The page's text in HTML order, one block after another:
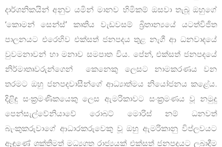
දාර්ශනිකයින් අනුව යමින් මානව හිමිකම් ඔසවා තැබූ ඔහුගේ
‘කොමන් සෙන්ස්’ කෘතිය වැඩවසම් බ්‍රිතාන්‍යයේ යටත්විජිත
පාලනයට එරෙහිව එක්සත් ජනපදය තුළ නැගී ආ ධනවාදයේ
වුවමනාවන් හා මනාව සමපාත විය. පේන්, එක්සත් ජනපදයේ
නිර්මාතෘවරුන්ගෙන් කෙනෙකු ලෙසට නාමකරණය වන
තරමට ඔහු ජනපදවාසීන්ගේ ආධ්‍යාත්මය නියෝජනය කළේය.
දිළිඳු සංක්‍රමණිකයෙකු ලෙස ඇමරිකාවට සංක්‍රමණය වූ නමුදු
පෙන්සැල්වේනියාවේ රොබට් මොරිස් නම් ධනවත්
බැංකුකරුවාගේ ආධාරකරුවෙකු වූ ඔහු ඇමරිකානු විප්ලවයට
ඈඳුණේ ශක්තිමත් මධ්‍යගත රාජ්‍යයක් එක්සත් ජනපදයට ලබාදීම